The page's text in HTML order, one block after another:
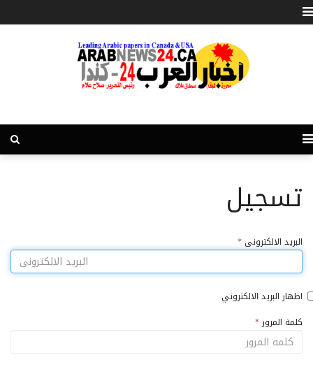
تسجيل
البريد الالكترونى *
اظهار البريد الالكتروني
كلمة المرور *